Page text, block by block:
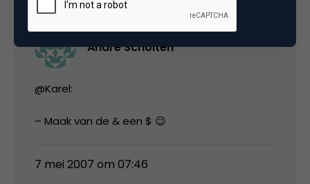
André Scholten
@Karel:
– Maak van de & een $ 😉
7 mei 2007 om 07:46